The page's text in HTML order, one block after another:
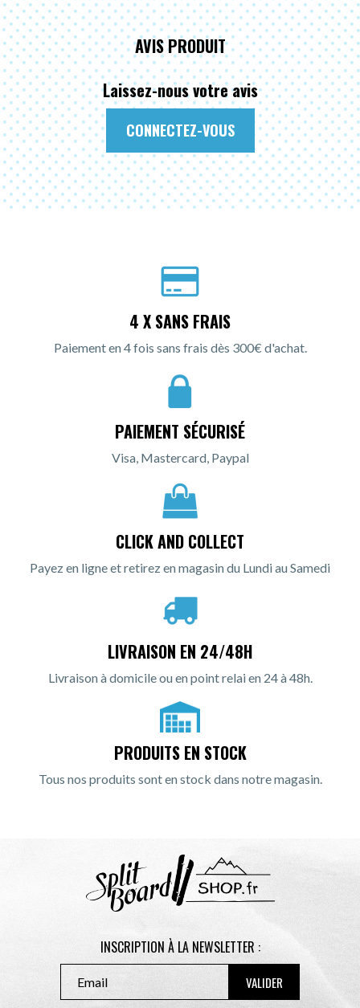
AVIS PRODUIT
Laissez-nous votre avis
CONNECTEZ-VOUS
4 X SANS FRAIS
Paiement en 4 fois sans frais dès 300€ d'achat.
PAIEMENT SÉCURISÉ
Visa, Mastercard, Paypal
CLICK AND COLLECT
Payez en ligne et retirez en magasin du Lundi au Samedi
LIVRAISON EN 24/48H
Livraison à domicile ou en point relai en 24 à 48h.
PRODUITS EN STOCK
Tous nos produits sont en stock dans notre magasin.
INSCRIPTION À LA NEWSLETTER :